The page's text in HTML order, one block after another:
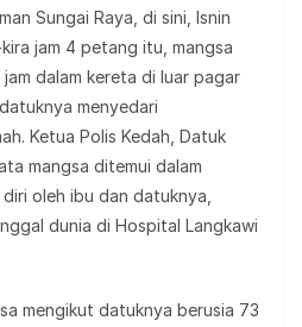
Sungai Raya, di sini, Isnin
jam 4 petang itu, mangsa
dalam kereta di luar pagar
menyedari
Ketua Polis Kedah, Datuk
mangsa ditemui dalam
oleh ibu dan datuknya,
dunia di Hospital Langkawi
mengikut datuknya berusia 73